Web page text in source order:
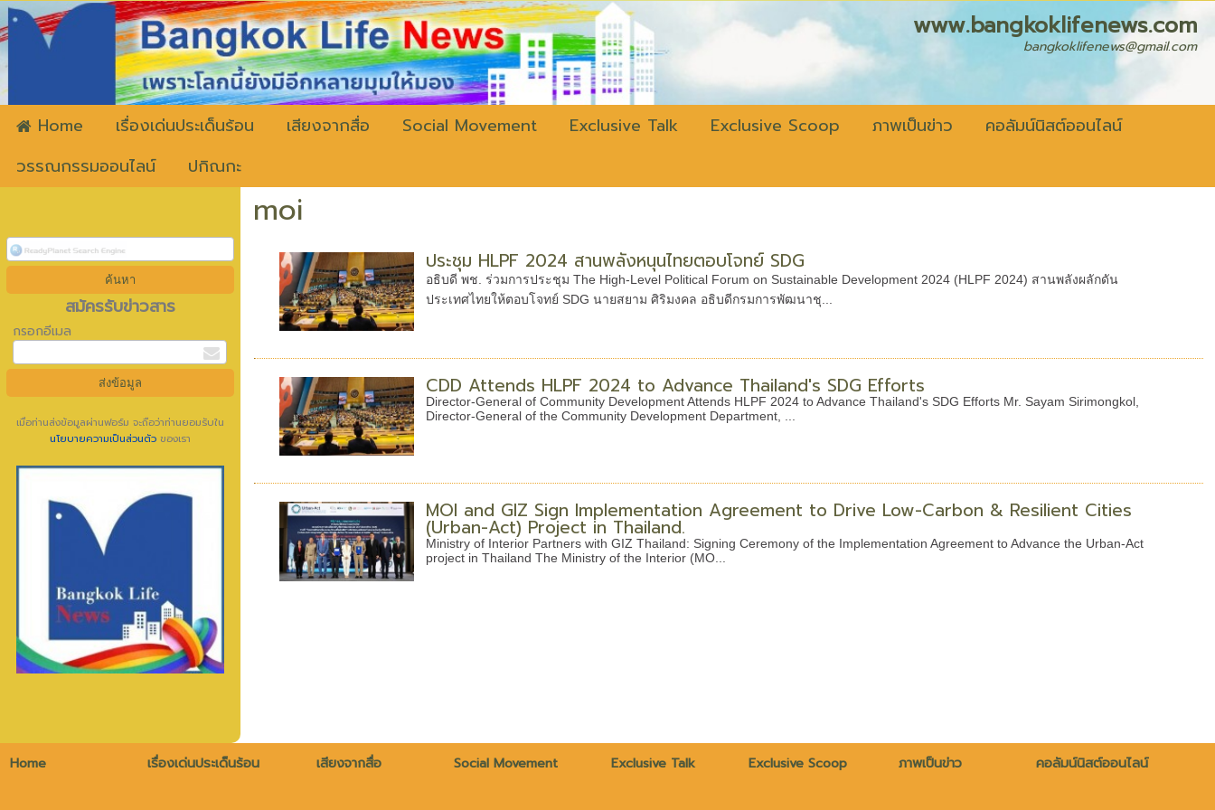
www.bangkoklifenews.com
bangkoklifenews@gmail.com
Home เรื่องเด่นประเด็นร้อน เสียงจากสื่อ Social Movement Exclusive Talk Exclusive Scoop ภาพเป็นข่าว
คอลัมน์นิสต์ออนไลน์
วรรณกรรมออนไลน์
ปกิณกะ
สมัครรับข่าวสาร
กรอกอีเมล
เมื่อท่านส่งข้อมูลผ่านฟอร์ม จะถือว่าท่านยอมรับใน
นโยบายความเป็นส่วนตัว ของเรา
moi
ประชุม HLPF 2024 สานพลังหนุนไทยตอบโจทย์ SDG
อธิบดี พช. ร่วมการประชุม The High-Level Political Forum on Sustainable Development 2024 (HLPF 2024) สานพลังผลักดัน
ประเทศไทยให้ตอบโจทย์ SDG นายสยาม ศิริมงคล อธิบดีกรมการพัฒนาชุ...
CDD Attends HLPF 2024 to Advance Thailand's SDG Efforts
Director-General of Community Development Attends HLPF 2024 to Advance Thailand's SDG Efforts Mr. Sayam Sirimongkol,
Director-General of the Community Development Department, ...
MOI and GIZ Sign Implementation Agreement to Drive Low-Carbon & Resilient Cities
(Urban-Act) Project in Thailand.
Ministry of Interior Partners with GIZ Thailand: Signing Ceremony of the Implementation Agreement to Advance the Urban-Act
project in Thailand The Ministry of the Interior (MO...
Home เรื่องเด่นประเด็นร้อน เสียงจากสื่อ Social Movement Exclusive Talk Exclusive Scoop ภาพเป็นข่าว คอลัมน์นิสต์ออนไลน์